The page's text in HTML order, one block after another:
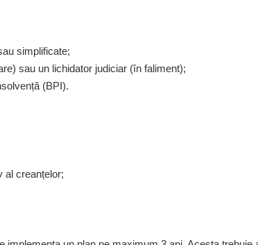
simplificate;
sau un lichidator judiciar (în faliment);
(BPI).
al creanțelor;